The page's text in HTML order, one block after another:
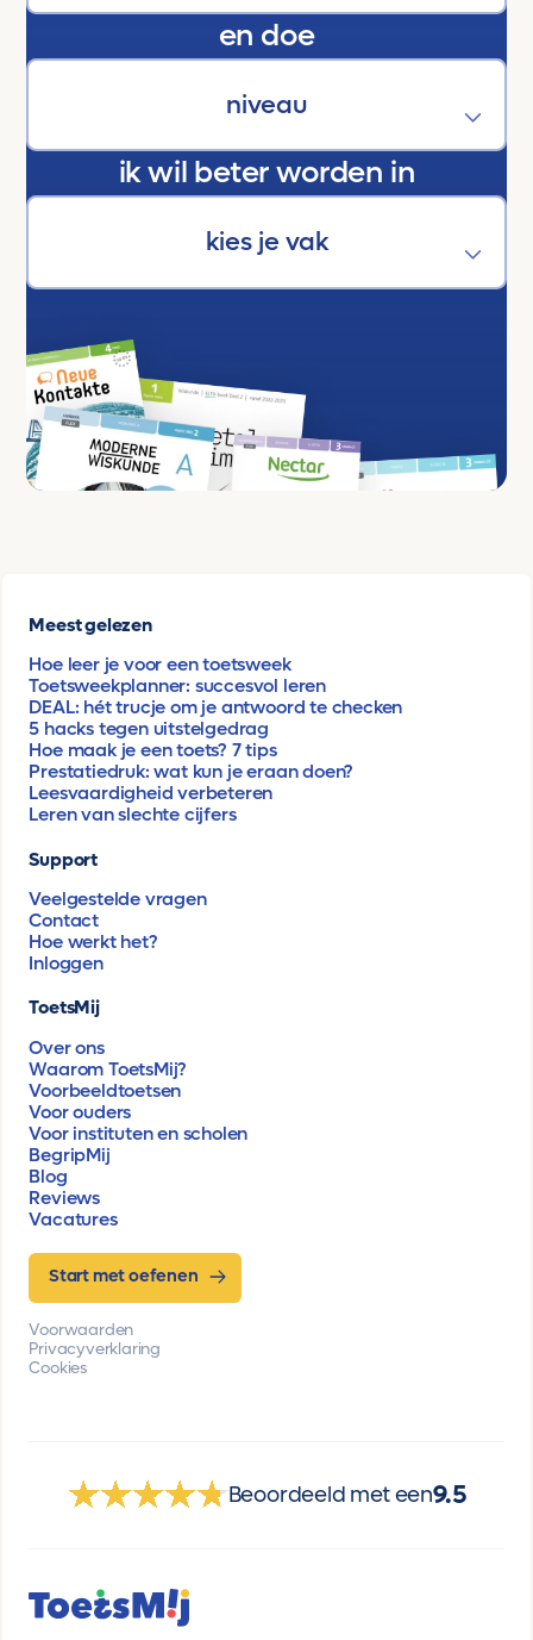
en doe
ik wil beter worden in
Meest gelezen
Hoe leer je voor een toetsweek
Toetsweekplanner: succesvol leren
DEAL: hét trucje om je antwoord te checken
5 hacks tegen uitstelgedrag
Hoe maak je een toets? 7 tips
Prestatiedruk: wat kun je eraan doen?
Leesvaardigheid verbeteren
Leren van slechte cijfers
Support
Veelgestelde vragen
Contact
Hoe werkt het?
Inloggen
ToetsMij
Over ons
Waarom ToetsMij?
Voorbeeldtoetsen
Voor ouders
Voor instituten en scholen
BegripMij
Blog
Reviews
Vacatures
Start met oefenen
Voorwaarden
Privacyverklaring
Cookies
Beoordeeld met een9.5